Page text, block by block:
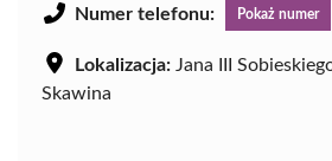
Numer telefonu: Pokaż numer
Lokalizacja: Jana III
Skawina